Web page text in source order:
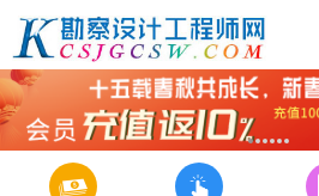
123456
 